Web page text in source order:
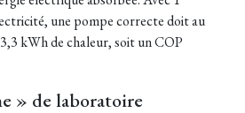
une pompe correcte doit au
kWh de chaleur, soit un COP
» de laboratoire